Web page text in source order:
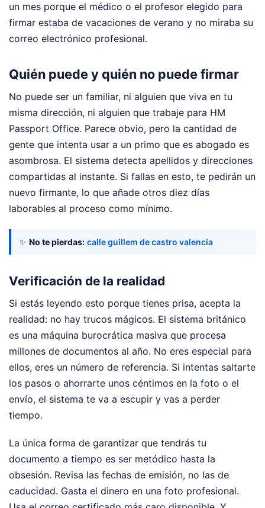
un mes porque el médico o el profesor elegido para
firmar estaba de vacaciones de verano y no miraba su
correo electrónico profesional.
Quién puede y quién no puede firmar
No puede ser un familiar, ni alguien que viva en tu
misma dirección, ni alguien que trabaje para HM
Passport Office. Parece obvio, pero la cantidad de
gente que intenta usar a un primo que es abogado es
asombrosa. El sistema detecta apellidos y direcciones
compartidas al instante. Si fallas en esto, te pedirán un
nuevo firmante, lo que añade otros diez días
laborables al proceso como mínimo.
✨ No te pierdas: calle guillem de castro valencia
Verificación de la realidad
Si estás leyendo esto porque tienes prisa, acepta la
realidad: no hay trucos mágicos. El sistema británico
es una máquina burocrática masiva que procesa
millones de documentos al año. No eres especial para
ellos, eres un número de referencia. Si intentas saltarte
los pasos o ahorrarte unos céntimos en la foto o el
envío, el sistema te va a escupir y vas a perder
tiempo.
La única forma de garantizar que tendrás tu
documento a tiempo es ser metódico hasta la
obsesión. Revisa las fechas de emisión, no las de
caducidad. Gasta el dinero en una foto profesional.